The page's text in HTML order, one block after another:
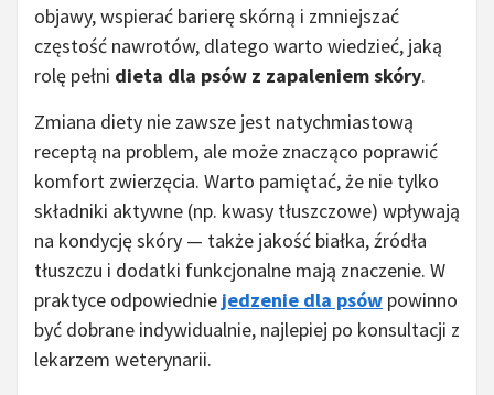
objawy, wspierać barierę skórną i zmniejszać
częstość nawrotów, dlatego warto wiedzieć, jaką
rolę pełni dieta dla psów z zapaleniem skóry.
Zmiana diety nie zawsze jest natychmiastową
receptą na problem, ale może znacząco poprawić
komfort zwierzęcia. Warto pamiętać, że nie tylko
składniki aktywne (np. kwasy tłuszczowe) wpływają
na kondycję skóry — także jakość białka, źródła
tłuszczu i dodatki funkcjonalne mają znaczenie. W
praktyce odpowiednie jedzenie dla psów powinno
być dobrane indywidualnie, najlepiej po konsultacji z
lekarzem weterynarii.